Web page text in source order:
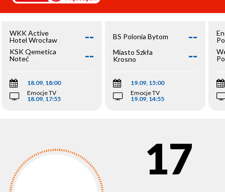
WKK Active
Hotel Wrocław
--
KSK Qemetica
Noteć
Inowrocław
--
18.09, 18:00
Emocje TV
18.09, 17:55
BS Polonia Bytom --
Miasto Szkła
Krosno
--
19.09, 15:00
Emocje TV
19.09, 14:55
17